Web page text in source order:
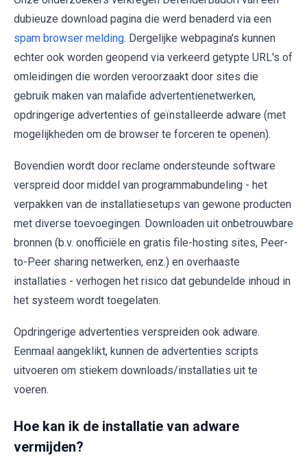
dubieuze download pagina die werd benaderd via een
spam browser melding. Dergelijke webpagina's kunnen
echter ook worden geopend via verkeerd getypte URL's of
omleidingen die worden veroorzaakt door sites die
gebruik maken van malafide advertentienetwerken,
opdringerige advertenties of geïnstalleerde adware (met
mogelijkheden om de browser te forceren te openen).
Bovendien wordt door reclame ondersteunde software
verspreid door middel van programmabundeling - het
verpakken van de installatiesetups van gewone producten
met diverse toevoegingen. Downloaden uit onbetrouwbare
bronnen (b.v. onofficiële en gratis file-hosting sites, Peer-
to-Peer sharing netwerken, enz.) en overhaaste
installaties - verhogen het risico dat gebundelde inhoud in
het systeem wordt toegelaten.
Opdringerige advertenties verspreiden ook adware.
Eenmaal aangeklikt, kunnen de advertenties scripts
uitvoeren om stiekem downloads/installaties uit te
voeren.
Hoe kan ik de installatie van adware
vermijden?